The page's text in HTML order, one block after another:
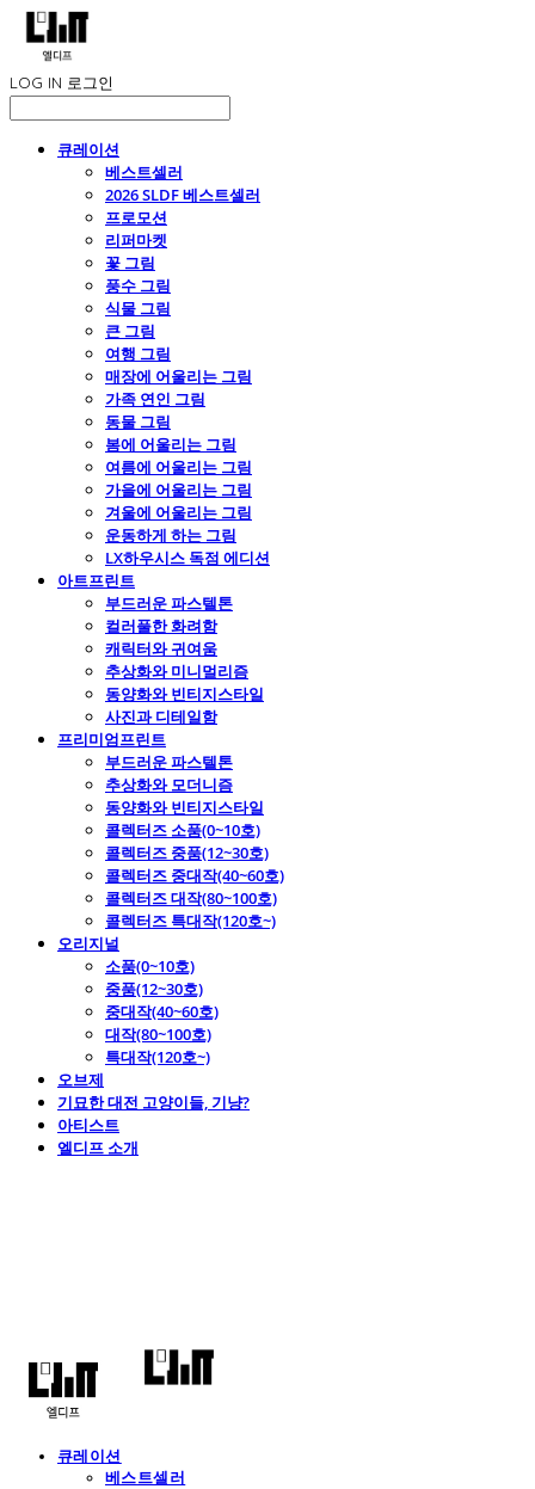
LOG IN 로그인
큐레이션
베스트셀러
2026 SLDF 베스트셀러
프로모션
리퍼마켓
꽃 그림
풍수 그림
식물 그림
큰 그림
여행 그림
매장에 어울리는 그림
가족 연인 그림
동물 그림
봄에 어울리는 그림
여름에 어울리는 그림
가을에 어울리는 그림
겨울에 어울리는 그림
운동하게 하는 그림
LX하우시스 독점 에디션
아트프린트
부드러운 파스텔톤
컬러풀한 화려함
캐릭터와 귀여움
추상화와 미니멀리즘
동양화와 빈티지스타일
사진과 디테일함
프리미엄프린트
부드러운 파스텔톤
추상화와 모더니즘
동양화와 빈티지스타일
콜렉터즈 소품(0~10호)
콜렉터즈 중품(12~30호)
콜렉터즈 중대작(40~60호)
콜렉터즈 대작(80~100호)
콜렉터즈 특대작(120호~)
오리지널
소품(0~10호)
중품(12~30호)
중대작(40~60호)
대작(80~100호)
특대작(120호~)
오브제
기묘한 대전 고양이들, 기냥?
아티스트
엘디프 소개
큐레이션
베스트셀러